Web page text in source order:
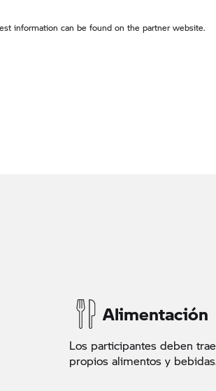
information can be found on the partner website.
Alimentación
Los participantes deben
propios alimentos y